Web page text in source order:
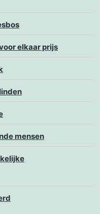
elkaar prijs
mensen